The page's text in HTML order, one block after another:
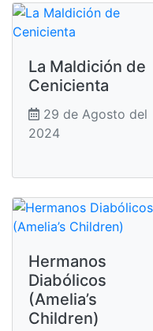
La Maldición de
Cenicienta
29 de Agosto del
2024
Hermanos
Diabólicos
(Amelia’s
Children)